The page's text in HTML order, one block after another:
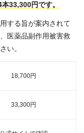
33,300円です。
する旨が案内されて
医薬品副作用被害救
い。
18,700円
33,300円